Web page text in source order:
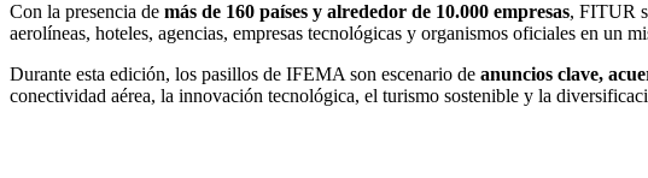
Con la presencia de más de 160 países y alrededor de 10.000 empresas, FITUR
aerolíneas, hoteles, agencias, empresas tecnológicas y organismos oficiales en un
Durante esta edición, los pasillos de IFEMA son escenario de anuncios clave,
conectividad aérea, la innovación tecnológica, el turismo sostenible y la